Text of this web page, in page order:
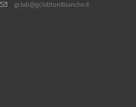
gclub@gclubtorribianche.it